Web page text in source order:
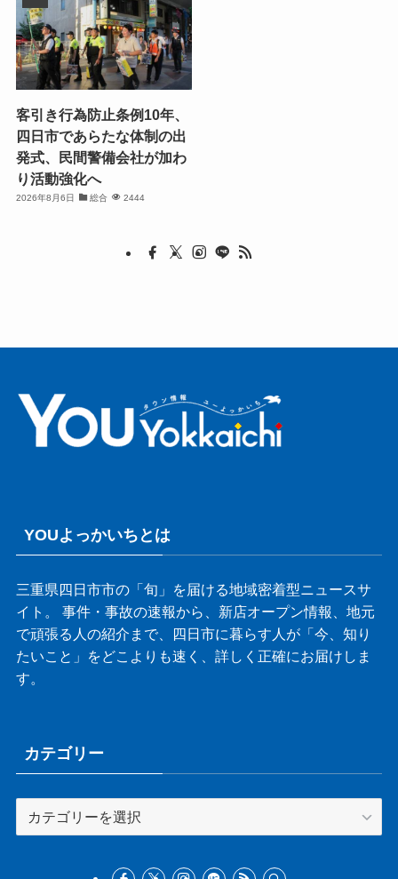
客引き行為防止条例10年、
四日市であらたな体制の出
発式、民間警備会社が加わ
り活動強化へ
2026年8月6日 総合 2444
YOUよっかいちとは
三重県四日市市の「旬」を届ける地域密着型ニュースサ
イト。 事件・事故の速報から、新店オープン情報、地元
で頑張る人の紹介まで、四日市に暮らす人が「今、知り
たいこと」をどこよりも速く、詳しく正確にお届けしま
す。
カテゴリー
テ